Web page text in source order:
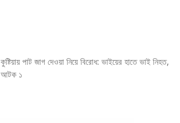
কুষ্টিয়ায় পাট জাগ দেওয়া নিয়ে বিরোধ: ভাইয়ের হাতে ভাই নিহত,
আটক ১